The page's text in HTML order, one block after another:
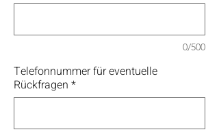
0/500
Telefonnummer für eventuelle
Rückfragen *